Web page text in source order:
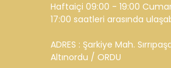
Haftaiçi 09:00 - 19:00
17:00 saatleri arasında
ADRES : Şarkiye Mah.
Altınordu / ORDU